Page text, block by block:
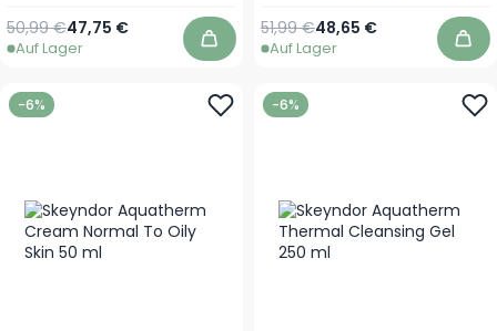
Sonderpreis
47,75 €
Regulärer Preis
50,99 €
Auf Lager In den Warenkorb
Sonderpreis
48,65 €
Regulärer Preis
51,99 €
Auf Lager In
-6% -6%